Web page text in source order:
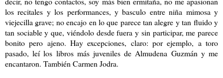
los recitales y los performances, y basculo entre niña mimosa y
viejecilla grave; no encajo en lo que parece tan alegre y tan fluido y
tan sociable y que, viéndolo desde fuera y sin participar, me parece
bonito pero ajeno. Hay excepciones, claro: por ejemplo, a toro
pasado, leí los libros más juveniles de Almudena Guzmán y me
encantaron. También Carmen Jodra.